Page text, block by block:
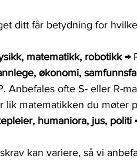
ditt får betydning for
matematikk, robotikk →
økonomi,
Anbefales ofte S- eller R-
lik matematikken du møter
humaniora, jus, politi
kan variere, så vi